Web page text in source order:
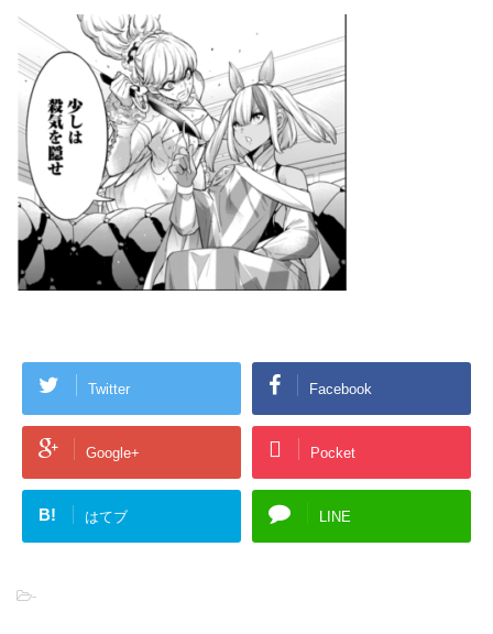
Twitter Facebook
Google+ Pocket
B! はてブ LINE
-